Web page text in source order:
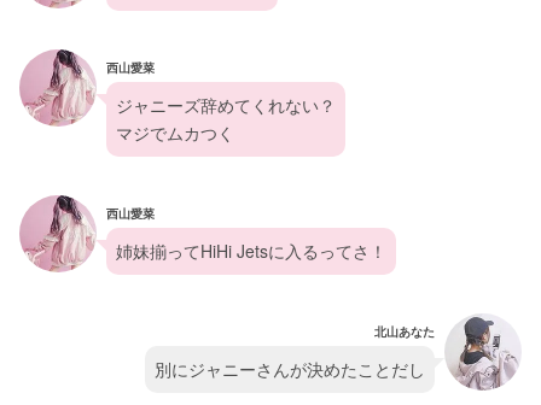
西山愛菜
ジャニーズ辞めてくれない？
マジでムカつく
西山愛菜
姉妹揃ってHiHi Jetsに入るってさ！
北山あなた
別にジャニーさんが決めたことだし